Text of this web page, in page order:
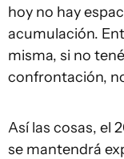
hoy no hay
acumulación.
misma, si no
confrontación,
Así las cosas, el
se mantendrá